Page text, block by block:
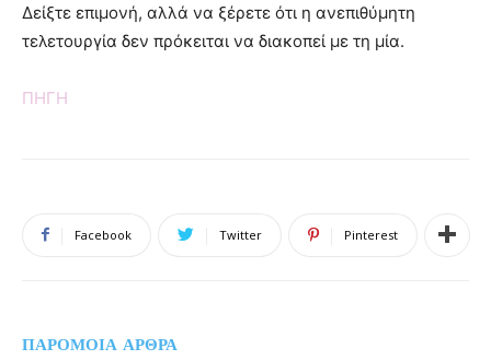
Δείξτε επιμονή, αλλά να ξέρετε ότι η ανεπιθύμητη
τελετουργία δεν πρόκειται να διακοπεί με τη μία.
ΠΗΓΗ
Facebook Twitter Pinterest
ΠΑΡΟΜΟΙΑ ΑΡΘΡΑ